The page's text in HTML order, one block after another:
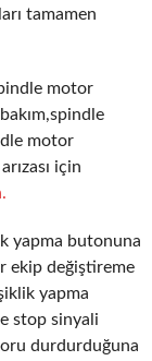
tamamen
motor
motor
için
yapma butonuna
ekip değiştireme
yapma
stop sinyali
durdurduğuna